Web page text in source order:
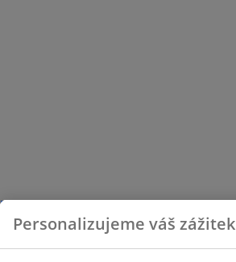
Personalizujeme váš zážitek